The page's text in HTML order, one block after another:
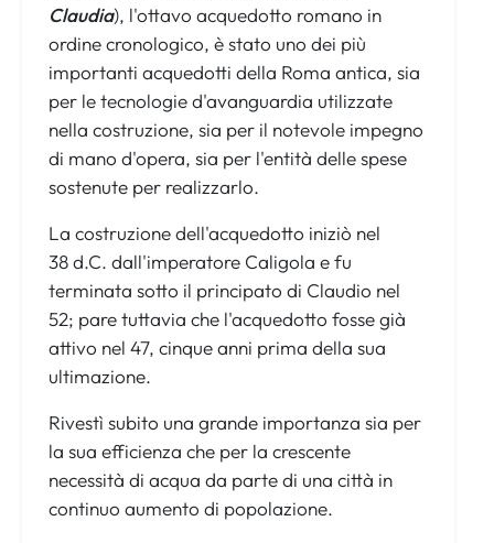
Claudia), l'ottavo acquedotto romano in
ordine cronologico, è stato uno dei più
importanti acquedotti della Roma antica, sia
per le tecnologie d'avanguardia utilizzate
nella costruzione, sia per il notevole impegno
di mano d'opera, sia per l'entità delle spese
sostenute per realizzarlo.
La costruzione dell'acquedotto iniziò nel
38 d.C. dall'imperatore Caligola e fu
terminata sotto il principato di Claudio nel
52; pare tuttavia che l'acquedotto fosse già
attivo nel 47, cinque anni prima della sua
ultimazione.
Rivestì subito una grande importanza sia per
la sua efficienza che per la crescente
necessità di acqua da parte di una città in
continuo aumento di popolazione.